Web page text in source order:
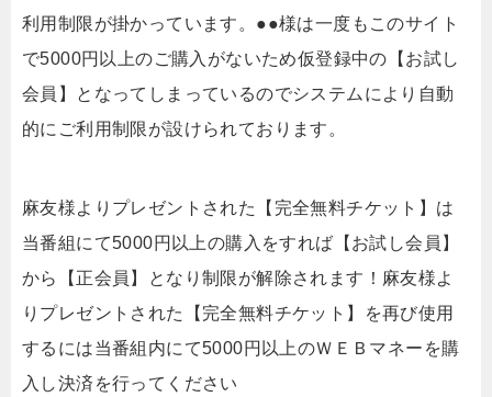
利用制限が掛かっています。●●様は一度もこのサイト
で5000円以上のご購入がないため仮登録中の【お試し
会員】となってしまっているのでシステムにより自動
的にご利用制限が設けられております。
麻友様よりプレゼントされた【完全無料チケット】は
当番組にて5000円以上の購入をすれば【お試し会員】
から【正会員】となり制限が解除されます！麻友様よ
りプレゼントされた【完全無料チケット】を再び使用
するには当番組内にて5000円以上のＷＥＢマネーを購
入し決済を行ってください